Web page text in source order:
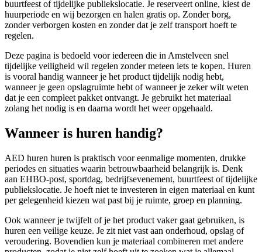
buurtfeest of tijdelijke publiekslocatie. Je reserveert online, kiest de
huurperiode en wij bezorgen en halen gratis op. Zonder borg,
zonder verborgen kosten en zonder dat je zelf transport hoeft te
regelen.
Deze pagina is bedoeld voor iedereen die in Amstelveen snel
tijdelijke veiligheid wil regelen zonder meteen iets te kopen. Huren
is vooral handig wanneer je het product tijdelijk nodig hebt,
wanneer je geen opslagruimte hebt of wanneer je zeker wilt weten
dat je een compleet pakket ontvangt. Je gebruikt het materiaal
zolang het nodig is en daarna wordt het weer opgehaald.
Wanneer is huren handig?
AED huren huren is praktisch voor eenmalige momenten, drukke
periodes en situaties waarin betrouwbaarheid belangrijk is. Denk
aan EHBO-post, sportdag, bedrijfsevenement, buurtfeest of tijdelijke
publiekslocatie. Je hoeft niet te investeren in eigen materiaal en kunt
per gelegenheid kiezen wat past bij je ruimte, groep en planning.
Ook wanneer je twijfelt of je het product vaker gaat gebruiken, is
huren een veilige keuze. Je zit niet vast aan onderhoud, opslag of
veroudering. Bovendien kun je materiaal combineren met andere